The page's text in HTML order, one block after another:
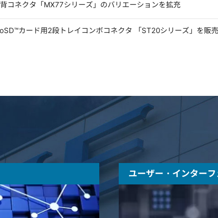
コネクタ「MX77シリーズ」のバリエーションを拡充
カード用2段トレイコンボコネクタ 「ST20シリーズ」を販
ユーザー・インター